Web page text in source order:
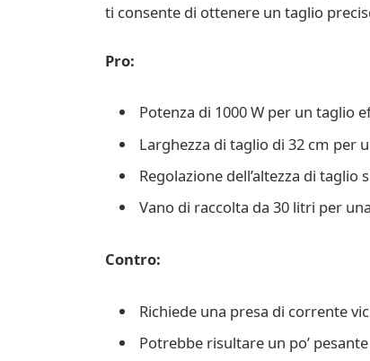
ti consente di ottenere un taglio
Pro:
Potenza di 1000 W per un taglio
Larghezza di taglio di 32 cm per
Regolazione dell’altezza di
Vano di raccolta da 30 litri per
Contro:
Richiede una presa di corrente
Potrebbe risultare un po’